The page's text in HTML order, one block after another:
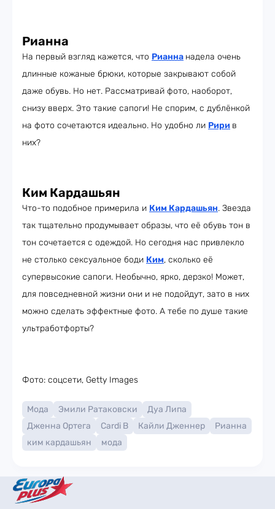
Рианна
На первый взгляд кажется, что Рианна надела очень
длинные кожаные брюки, которые закрывают собой
даже обувь. Но нет. Рассматривай фото, наоборот,
снизу вверх. Это такие сапоги! Не спорим, с дублёнкой
на фото сочетаются идеально. Но удобно ли Рири в
них?
Ким Кардашьян
Что-то подобное примерила и Ким Кардашьян. Звезда
так тщательно продумывает образы, что её обувь тон в
тон сочетается с одеждой. Но сегодня нас привлекло
не столько сексуальное боди Ким, сколько её
супервысокие сапоги. Необычно, ярко, дерзко! Может,
для повседневной жизни они и не подойдут, зато в них
можно сделать эффектные фото. А тебе по душе такие
ультработфорты?
Фото: соцсети, Getty Images
Мода Эмили Ратаковски
Дуа Липа
Дженна Ортега
Cardi B Кайли Дженнер
Рианна
ким кардашьян
мода